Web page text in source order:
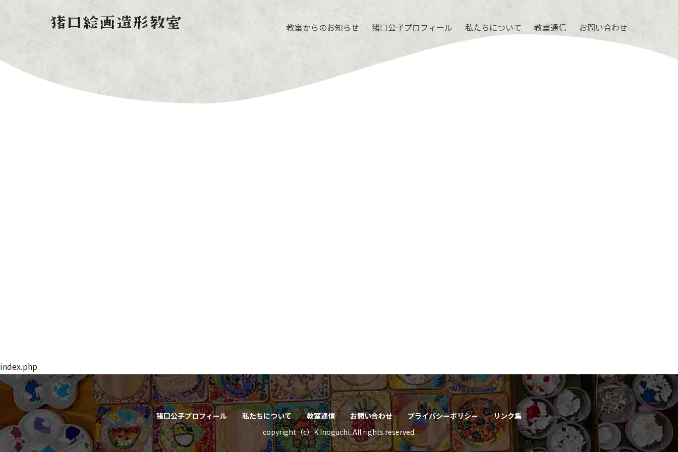
教室からのお知らせ 猪口公子プロフィール 私たちについて 教室通信 お問い合わせ
index.php
猪口公子プロフィール 私たちについて 教室通信 お問い合わせ プライバシーポリシー
リンク集
copyright（c）K.Inoguchi. All rights reserved.